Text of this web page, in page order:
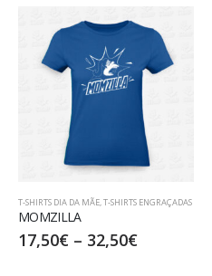
T-SHIRTS DIA DA MÃE,T-SHIRTS ENGRAÇADAS
MOMZILLA
17,50€ – 32,50€